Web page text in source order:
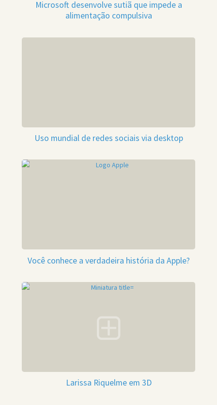
Microsoft desenvolve sutiã que impede a
alimentação compulsiva
Uso mundial de redes sociais via desktop
Você conhece a verdadeira história da Apple?
Larissa Riquelme em 3D